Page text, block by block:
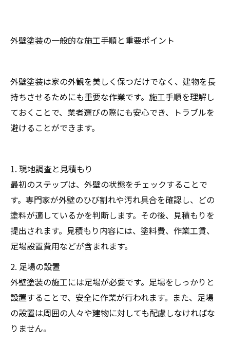
外壁塗装の一般的な施工手順と重要ポイント
外壁塗装は家の外観を美しく保つだけでなく、建物を長
持ちさせるためにも重要な作業です。施工手順を理解し
ておくことで、業者選びの際にも安心でき、トラブルを
避けることができます。
1. 現地調査と見積もり
最初のステップは、外壁の状態をチェックすることで
す。専門家が外壁のひび割れや汚れ具合を確認し、どの
塗料が適しているかを判断します。その後、見積もりを
提出されます。見積もり内容には、塗料費、作業工賃、
足場設置費用などが含まれます。
2. 足場の設置
外壁塗装の施工には足場が必要です。足場をしっかりと
設置することで、安全に作業が行われます。また、足場
の設置は周囲の人々や建物に対しても配慮しなければな
りません。